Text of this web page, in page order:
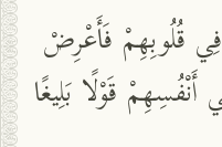
فِي قُلُوبِهِمْ فَأَعْرِضْ
قَوْلًا بَلِيغًا